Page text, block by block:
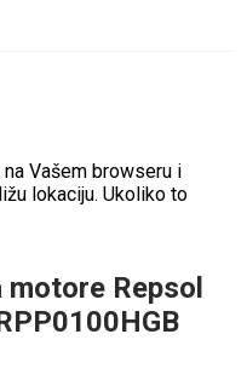
Vašem browseru i
lokaciju. Ukoliko to
Repsol